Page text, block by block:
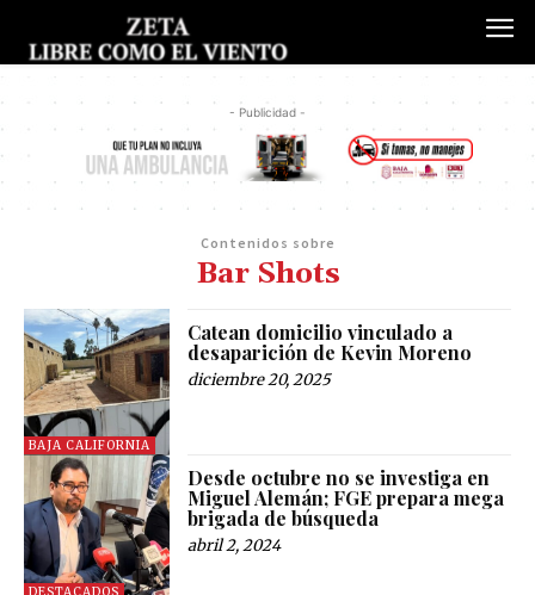
- Publicidad -
Contenidos sobre
Bar Shots
BAJA CALIFORNIA
Catean domicilio vinculado a
desaparición de Kevin Moreno
diciembre 20, 2025
DESTACADOS
Desde octubre no se investiga en
Miguel Alemán; FGE prepara mega
brigada de búsqueda
abril 2, 2024